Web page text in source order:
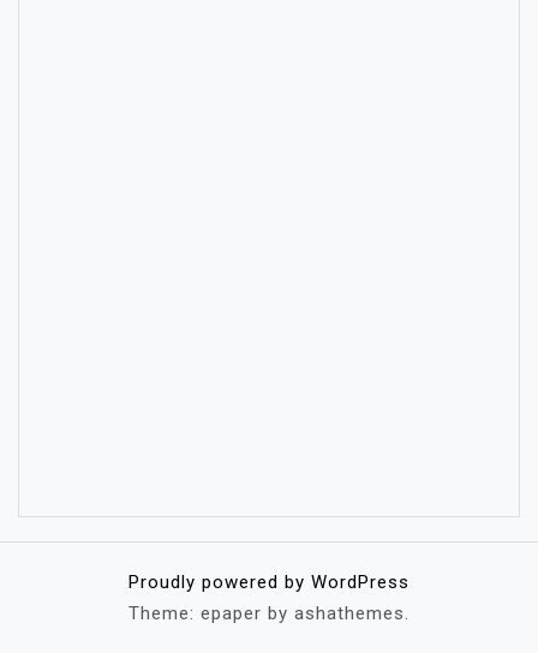
Proudly powered by WordPress
Theme: epaper by ashathemes.